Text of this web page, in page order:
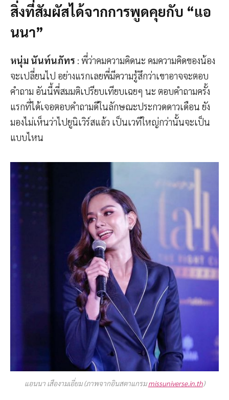
สิ่งที่สัมผัสได้จากการพูดคุยกับ “แอ
นนา”
หนุ่ม นันท์นภัทร : พี่ว่าคมความคิดนะ คมความคิดของน้อง
จะเปลี่ยนไป อย่างแรกเลยพี่มีความรู้สึกว่าเขาอาจจะตอบ
คำถาม อันนี้พี่สมมติเปรียบเทียบเฉยๆ นะ ตอบคำถามครั้ง
แรกที่ได้เจอตอบคำถามดีในลักษณะประกวดดาวเดือน ยัง
มองไม่เห็นว่าไปยูนิเวิร์สแล้ว เป็นเวทีใหญ่กว่านั้นจะเป็น
แบบไหน
แอนนา เสืองามเอี่ยม (ภาพจากอินสตาแกรมmissuniverse.in.th)